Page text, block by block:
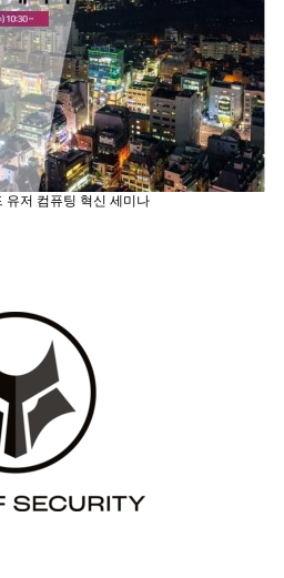
유저 컴퓨팅 혁신 세미나